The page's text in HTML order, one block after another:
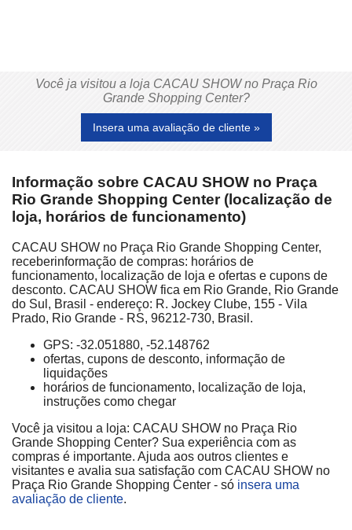
Você ja visitou a loja CACAU SHOW no Praça Rio
Grande Shopping Center?
Insera uma avaliação de cliente »
Informação sobre CACAU SHOW no Praça
Rio Grande Shopping Center (localização de
loja, horários de funcionamento)
CACAU SHOW no Praça Rio Grande Shopping Center,
receberinformação de compras: horários de
funcionamento, localização de loja e ofertas e cupons de
desconto. CACAU SHOW fica em Rio Grande, Rio Grande
do Sul, Brasil - endereço: R. Jockey Clube, 155 - Vila
Prado, Rio Grande - RS, 96212-730, Brasil.
GPS: -32.051880, -52.148762
ofertas, cupons de desconto, informação de
liquidações
horários de funcionamento, localização de loja,
instruções como chegar
Você ja visitou a loja: CACAU SHOW no Praça Rio
Grande Shopping Center? Sua experiência com as
compras é importante. Ajuda aos outros clientes e
visitantes e avalia sua satisfação com CACAU SHOW no
Praça Rio Grande Shopping Center - só insera uma
avaliação de cliente.